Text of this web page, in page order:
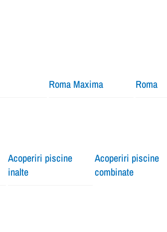
Roma Maxima Roma
Acoperiri piscine
inalte
Acoperiri piscine
combinate